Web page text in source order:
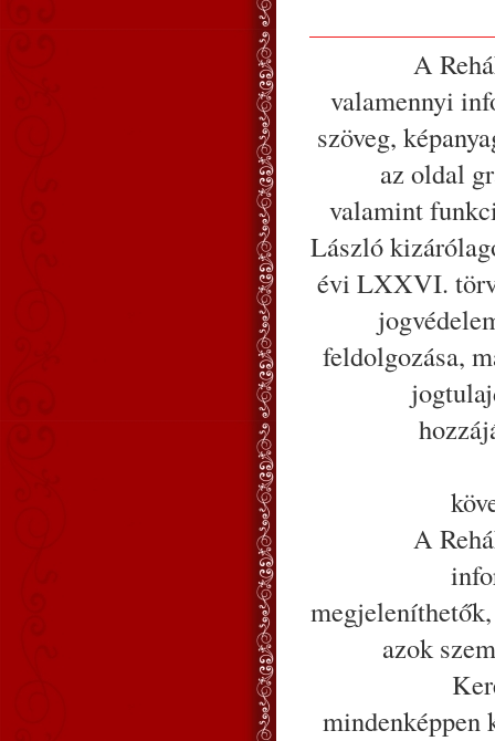
A
valamennyi
szöveg,
az oldal
valamint
László
évi LXXVI.
feldolgozása,
A
azok
mindenképpen